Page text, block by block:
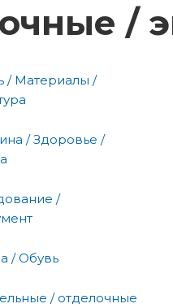
/
/ Материалы /
/ Здоровье /
/
/ Обувь
/ отделочные